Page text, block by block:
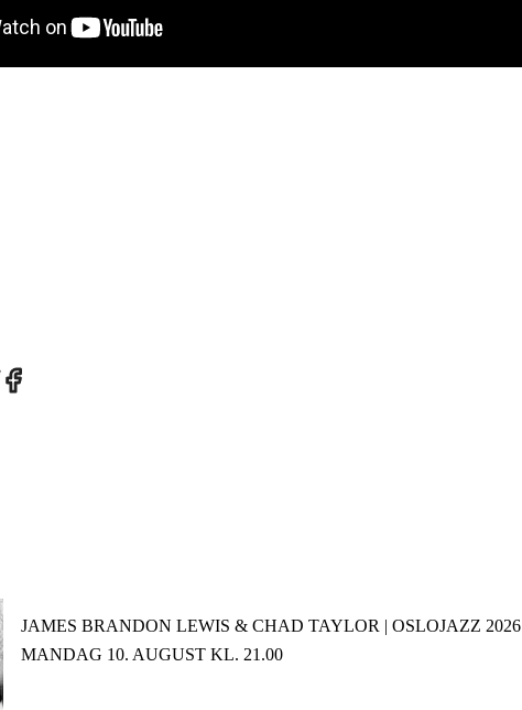
Share
on
JAMES BRANDON LEWIS & CHAD TAYLOR | OSLOJAZZ 2026
MANDAG 10. AUGUST KL. 21.00